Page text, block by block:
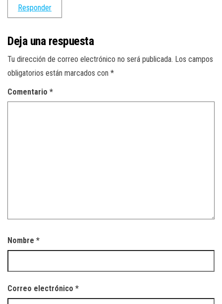
Responder
Deja una respuesta
Tu dirección de correo electrónico no será publicada. Los campos
obligatorios están marcados con *
Comentario *
Nombre *
Correo electrónico *